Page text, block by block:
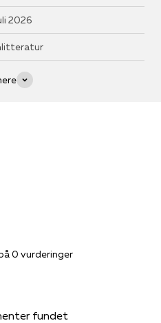
2026
0 vurderinger
fundet